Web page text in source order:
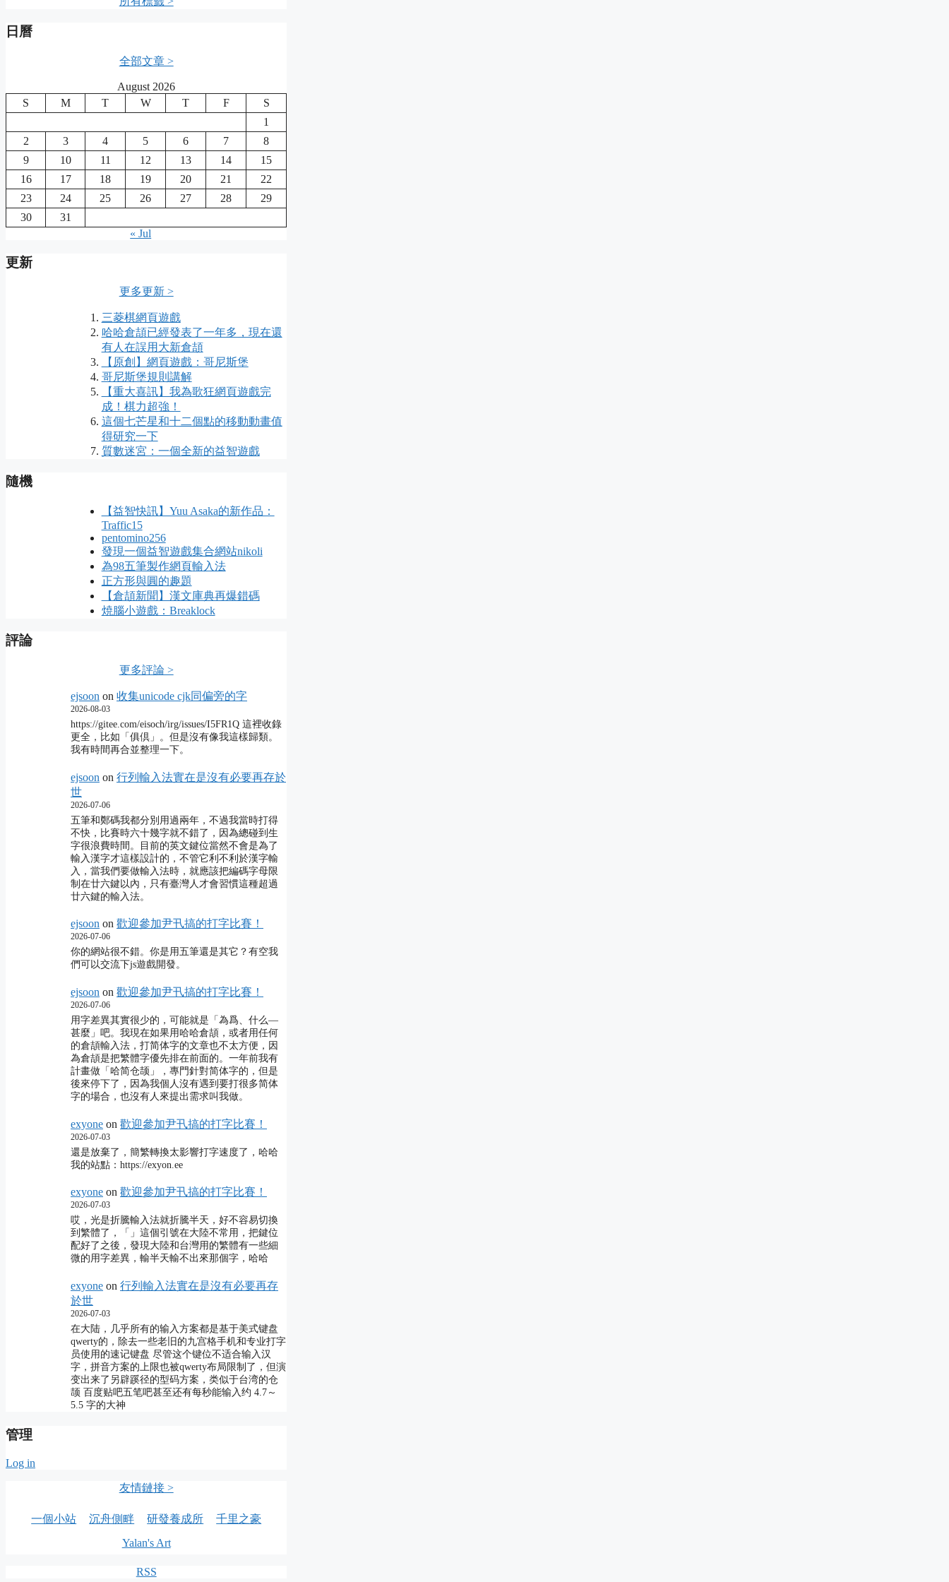
日曆
全部文章 >
August 2026
S
M T W T F
S
1
2
3 4 5 6 7
8
9
10 11 12 13 14
15
16
17 18 19 20 21
22
23
24 25 26 27 28
29
30
31
« Jul
更新
更多更新 >
三菱棋網頁遊戲
哈哈倉頡已經發表了一年多，現在還
有人在誤用大新倉頡
【原創】網頁遊戲：哥尼斯堡
哥尼斯堡規則講解
【重大喜訊】我為歌狂網頁遊戲完
成！棋力超強！
這個七芒星和十二個點的移動動畫值
得研究一下
質數迷宮：一個全新的益智遊戲
隨機
【益智快訊】Yuu Asaka的新作品：
Traffic15
pentomino256
發現一個益智遊戲集合網站nikoli
為98五筆製作網頁輸入法
正方形與圓的趣題
【倉頡新聞】漢文庫典再爆錯碼
焼腦小遊戲：Breaklock
評論
更多評論 >
ejsoon on 收集unicode cjk同偏旁的字
2026-08-03
https://gitee.com/eisoch/irg/issues/I5FR1Q 這裡收錄
更全，比如「俱倶」。但是沒有像我這樣歸類。
我有時間再合並整理一下。
ejsoon on 行列輸入法實在是沒有必要再存於
世
2026-07-06
五筆和鄭碼我都分別用過兩年，不過我當時打得
不快，比賽時六十幾字就不錯了，因為總碰到生
字很浪費時間。目前的英文鍵位當然不會是為了
輸入漢字才這樣設計的，不管它利不利於漢字輸
入，當我們要做輸入法時，就應該把編碼字母限
制在廿六鍵以內，只有臺灣人才會習慣這種超過
廿六鍵的輸入法。
ejsoon on 歡迎參加尹卂搞的打字比賽！
2026-07-06
你的網站很不錯。你是用五筆還是其它？有空我
們可以交流下js遊戲開發。
ejsoon on 歡迎參加尹卂搞的打字比賽！
2026-07-06
用字差異其實很少的，可能就是「為爲、什么―
甚麼」吧。我現在如果用哈哈倉頡，或者用任何
的倉頡輸入法，打简体字的文章也不太方便，因
為倉頡是把繁體字優先排在前面的。一年前我有
計畫做「哈简仓颉」，專門針對简体字的，但是
後來停下了，因為我個人沒有遇到要打很多简体
字的場合，也沒有人來提出需求叫我做。
exyone on 歡迎參加尹卂搞的打字比賽！
2026-07-03
還是放棄了，簡繁轉換太影響打字速度了，哈哈
我的站點：https://exyon.ee
exyone on 歡迎參加尹卂搞的打字比賽！
2026-07-03
哎，光是折騰輸入法就折騰半天，好不容易切換
到繁體了，「」這個引號在大陸不常用，把鍵位
配好了之後，發現大陸和台灣用的繁體有一些細
微的用字差異，輸半天輸不出來那個字，哈哈
exyone on 行列輸入法實在是沒有必要再存
於世
2026-07-03
在大陆，几乎所有的输入方案都是基于美式键盘
qwerty的，除去一些老旧的九宫格手机和专业打字
员使用的速记键盘 尽管这个键位不适合输入汉
字，拼音方案的上限也被qwerty布局限制了，但演
变出来了另辟蹊径的型码方案，类似于台湾的仓
颉 百度贴吧五笔吧甚至还有每秒能输入约 4.7～
5.5 字的大神
管理
Log in
友情鏈接 >
一個小站 沉舟側畔 研發養成所
千里之豪
Yalan's Art
RSS